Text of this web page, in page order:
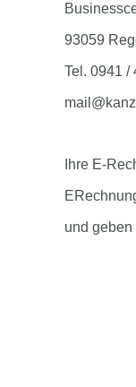
93059
Tel. 0941 /
Ihre E-
und